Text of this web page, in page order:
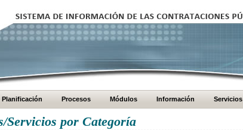
Planificación Procesos Módulos Información Servicios
Servicios por Categoría